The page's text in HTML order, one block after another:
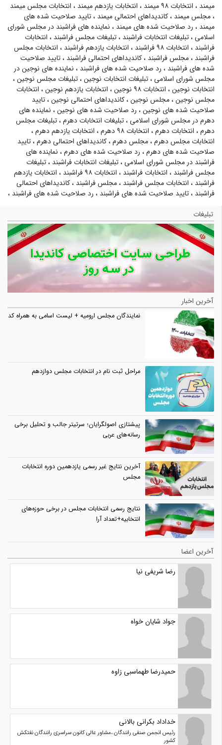
میمند ، انتخابات ۹۸ میمند ، انتخابات یازدهم میمند ، انتخابات مجلس میمند
،مجلس میمند ،کاندیداهای احتمالی میمند ،تایید صلاحیت شده های
میمند ، رد صلاحیت شده های میمند ، نماینده های فراشبند در مجلس شورای
اسلامی،تبلیغات انتخابات فراشبند ،تبلیغات مجلس فراشبند ، انتخابات
فراشبند ، انتخابات ۹۸ فراشبند ، انتخابات یازدهم فراشبند ، انتخابات مجلس
فراشبند ،مجلس فراشبند ،کاندیداهای احتمالی فراشبند ،تایید صلاحیت
شده های فراشبند ، رد صلاحیت شده های فراشبند ، نماینده های نوجین در
مجلس شورای اسلامی،تبلیغات انتخابات نوجین،تبلیغات مجلس نوجین،
انتخابات نوجین، انتخابات ۹۸ نوجین ، انتخابات یازدهم نوجین، انتخابات
مجلس نوجین،مجلس نوجین،کاندیداهای احتمالی نوجین،تایید
صلاحیت شده های نوجین، رد صلاحیت شده های نوجین، نماینده های
دهرم در مجلس شورای اسلامی،تبلیغات انتخابات دهرم،تبلیغات مجلس
دهرم، انتخابات دهرم، انتخابات ۹۸ دهرم ، انتخابات یازدهم دهرم،
انتخابات مجلس دهرم،مجلس دهرم،کاندیداهای احتمالی دهرم،تایید
صلاحیت شده های دهرم، رد صلاحیت شده های دهرم، نماینده های
فراشبند در مجلس شورای اسلامی،تبلیغات انتخابات فراشبند ،تبلیغات
مجلس فراشبند ، انتخابات فراشبند ، انتخابات ۹۸ فراشبند ، انتخابات یازدهم
فراشبند ، انتخابات مجلس فراشبند ،مجلس فراشبند ،کاندیداهای احتمالی
فراشبند ،تایید صلاحیت شده های فراشبند ، رد صلاحیت شده های فراشبند ،
تبلیغات
آخرین اخبار
نمایندگان مجلس ارومیه + لیست اسامی به همراه کد
مراحل ثبت نام در انتخابات مجلس دوازدهم
پیشتازی اصولگرایان؛ سرتیتر جالب و تحلیل برخی
رسانه‌های عربی
آخرین نتایج غیر رسمی یازدهمین دوره انتخابات
مجلس
نتایج رسمی انتخابات مجلس در برخی حوزه‌های
انتخابیه+تعداد آرا
آخرین اعضا
رضا شریفی نیا
جواد شایان خواه
حمیدرضا طهماسبی زاوه
خداداد بکرانی بالانی
رئیس انجمن صنفی رانندگان ،مشاور عالی کانون سراسری رانندگان نفتکش
کشور